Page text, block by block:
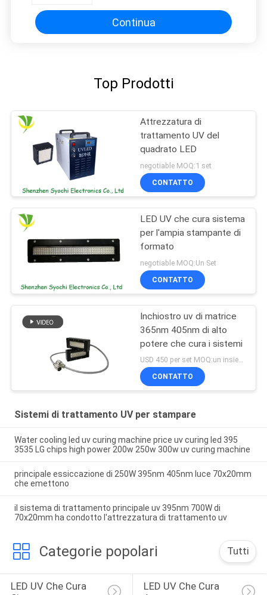
Continua
Top Prodotti
Attrezzatura di
trattamento UV del
quadrato LED
negotiable MOQ:1 set
CONTATTO
LED UV che cura sistema
per l'ampia stampante di
formato
negotiable MOQ:Un Set
CONTATTO
Inchiostro uv di matrice
365nm 405nm di alto
potere che cura i sistemi
USD 450 per set MOQ:un insieme
CONTATTO
Sistemi di trattamento UV per stampare
Water cooling led uv curing machine price uv curing led 395
3535 LG chips high power 200w 250w 300w uv curing machine
principale essiccazione di 250W 395nm 405nm luce 70x20mm
che emettono
il sistema di trattamento principale uv 395nm 700W di
70x20mm ha condotto l'attrezzatura di trattamento uv
Categorie popolari Tutti
LED UV Che Cura
LED UV Che Cura